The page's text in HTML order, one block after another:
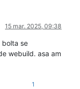
15 mar. 2025, 09:38
bolta se
webuild. asa am
1